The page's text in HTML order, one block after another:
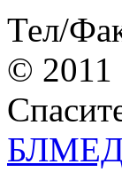
Тел/
© 2011